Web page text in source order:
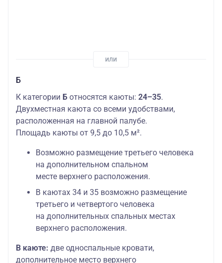
Б
К категории Б относятся каюты: 24–35.
Двухместная каюта со всеми удобствами,
расположенная на главной палубе.
Площадь каюты от 9,5 до 10,5 м².
Возможно размещение третьего человека
на дополнительном спальном
месте верхнего расположения.
В каютах 34 и 35 возможно размещение
третьего и четвертого человека
на дополнительных спальных местах
верхнего расположения.
В каюте: две односпальные кровати,
дополнительное место верхнего